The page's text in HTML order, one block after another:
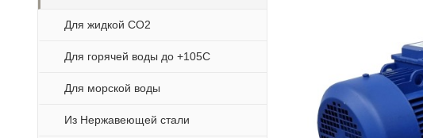
Для жидкой СО2
Для горячей воды до +105С
Для морской воды
Из Нержавеющей стали